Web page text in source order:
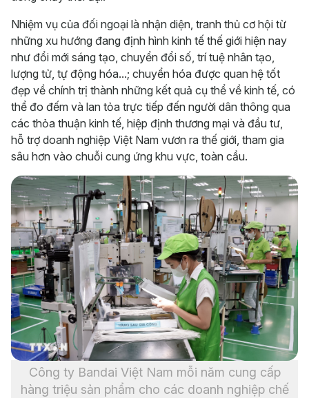
Nhiệm vụ của đối ngoại là nhận diện, tranh thủ cơ hội từ
những xu hướng đang định hình kinh tế thế giới hiện nay
như đổi mới sáng tạo, chuyển đổi số, trí tuệ nhân tạo,
lượng tử, tự động hóa...; chuyển hóa được quan hệ tốt
đẹp về chính trị thành những kết quả cụ thể về kinh tế, có
thể đo đếm và lan tỏa trực tiếp đến người dân thông qua
các thỏa thuận kinh tế, hiệp định thương mại và đầu tư,
hỗ trợ doanh nghiệp Việt Nam vươn ra thế giới, tham gia
sâu hơn vào chuỗi cung ứng khu vực, toàn cầu.
Công ty Bandai Việt Nam mỗi năm cung cấp
hàng triệu sản phẩm cho các doanh nghiệp chế